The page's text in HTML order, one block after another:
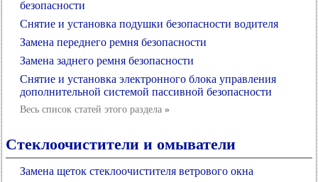
безопасности
Снятие и установка подушки безопасности водителя
Замена переднего ремня безопасности
Замена заднего ремня безопасности
Снятие и установка электронного блока управления
дополнительной системой пассивной безопасности
Весь список статей этого раздела »
Стеклоочистители и омыватели
Замена щеток стеклоочистителя ветрового окна